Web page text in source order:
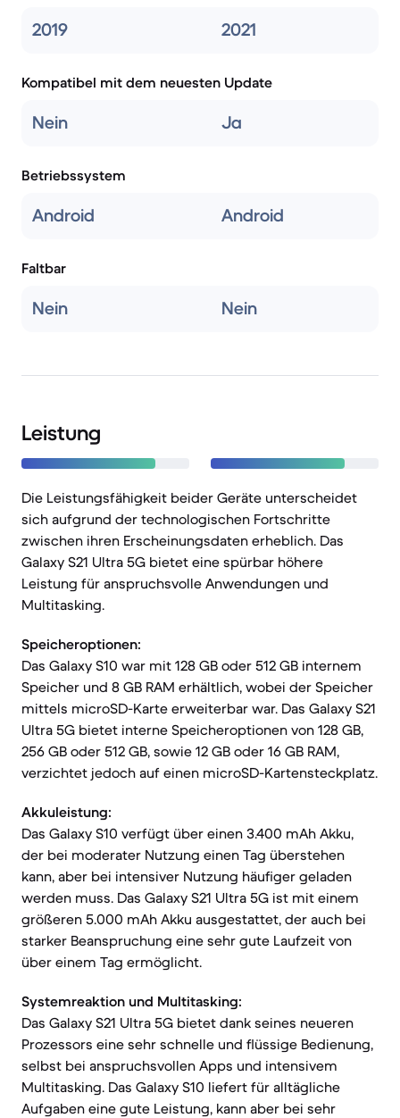
2019 2021
Kompatibel mit dem neuesten Update
Nein Ja
Betriebssystem
Android Android
Faltbar
Nein Nein
Leistung
Die Leistungsfähigkeit beider Geräte unterscheidet
sich aufgrund der technologischen Fortschritte
zwischen ihren Erscheinungsdaten erheblich. Das
Galaxy S21 Ultra 5G bietet eine spürbar höhere
Leistung für anspruchsvolle Anwendungen und
Multitasking.
Speicheroptionen:
Das Galaxy S10 war mit 128 GB oder 512 GB internem
Speicher und 8 GB RAM erhältlich, wobei der Speicher
mittels microSD-Karte erweiterbar war. Das Galaxy S21
Ultra 5G bietet interne Speicheroptionen von 128 GB,
256 GB oder 512 GB, sowie 12 GB oder 16 GB RAM,
verzichtet jedoch auf einen microSD-Kartensteckplatz.
Akkuleistung:
Das Galaxy S10 verfügt über einen 3.400 mAh Akku,
der bei moderater Nutzung einen Tag überstehen
kann, aber bei intensiver Nutzung häufiger geladen
werden muss. Das Galaxy S21 Ultra 5G ist mit einem
größeren 5.000 mAh Akku ausgestattet, der auch bei
starker Beanspruchung eine sehr gute Laufzeit von
über einem Tag ermöglicht.
Systemreaktion und Multitasking:
Das Galaxy S21 Ultra 5G bietet dank seines neueren
Prozessors eine sehr schnelle und flüssige Bedienung,
selbst bei anspruchsvollen Apps und intensivem
Multitasking. Das Galaxy S10 liefert für alltägliche
Aufgaben eine gute Leistung, kann aber bei sehr